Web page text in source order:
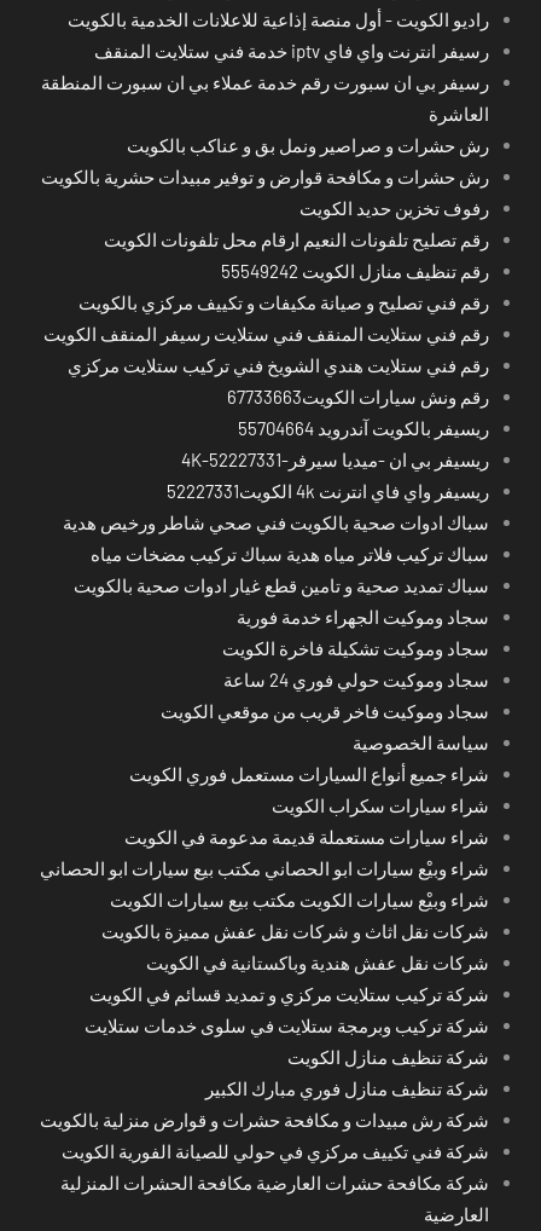
راديو الكويت - أول منصة إذاعية للاعلانات الخدمية بالكويت
رسيفر انترنت واي فاي iptv خدمة فني ستلايت المنقف
رسيفر بي ان سبورت رقم خدمة عملاء بي ان سبورت المنطقة
العاشرة
رش حشرات و صراصير ونمل بق و عناكب بالكويت
رش حشرات و مكافحة قوارض و توفير مبيدات حشرية بالكويت
رفوف تخزين حديد الكويت
رقم تصليح تلفونات النعيم ارقام محل تلفونات الكويت
رقم تنظيف منازل الكويت 55549242
رقم فني تصليح و صيانة مكيفات و تكييف مركزي بالكويت
رقم فني ستلايت المنقف فني ستلايت رسيفر المنقف الكويت
رقم فني ستلايت هندي الشويخ فني تركيب ستلايت مركزي
رقم ونش سيارات الكويت67733663
ريسيفر بالكويت آندرويد 55704664
ريسيفر بي ان -ميديا سيرفر-4K-52227331
ريسيفر واي فاي انترنت 4k الكويت52227331
سباك ادوات صحية بالكويت فني صحي شاطر ورخيص هدية
سباك تركيب فلاتر مياه هدية سباك تركيب مضخات مياه
سباك تمديد صحية و تامين قطع غيار ادوات صحية بالكويت
سجاد وموكيت الجهراء خدمة فورية
سجاد وموكيت تشكيلة فاخرة الكويت
سجاد وموكيت حولي فوري 24 ساعة
سجاد وموكيت فاخر قريب من موقعي الكويت
سياسة الخصوصية
شراء جميع أنواع السيارات مستعمل فوري الكويت
شراء سيارات سكراب الكويت
شراء سيارات مستعملة قديمة مدعومة في الكويت
شراء وبيْع سيارات ابو الحصاني مكتب بيع سيارات ابو الحصاني
شراء وبيْع سيارات الكويت مكتب بيع سيارات الكويت
شركات نقل اثاث و شركات نقل عفش مميزة بالكويت
شركات نقل عفش هندية وباكستانية في الكويت
شركة تركيب ستلايت مركزي و تمديد قسائم في الكويت
شركة تركيب وبرمجة ستلايت في سلوى خدمات ستلايت
شركة تنظيف منازل الكويت
شركة تنظيف منازل فوري مبارك الكبير
شركة رش مبيدات و مكافحة حشرات و قوارض منزلية بالكويت
شركة فني تكييف مركزي في حولي للصيانة الفورية الكويت
شركة مكافحة حشرات العارضية مكافحة الحشرات المنزلية
العارضية